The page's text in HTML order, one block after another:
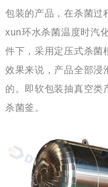
包装的产品，在杀菌过
xun环水杀菌温度时汽
件下，采用定压式杀菌
效果来说，产品全部浸
的。即软包装抽真空类
杀菌釜。